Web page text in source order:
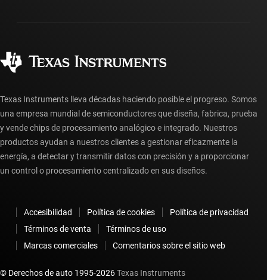
Preguntas frecuentes sobre la cuenta myTI
Preguntas frecuentes sobre pedidos
Texas Instruments lleva décadas haciendo posible el progreso. Somos
una empresa mundial de semiconductores que diseña, fabrica, prueba
y vende chips de procesamiento analógico e integrado. Nuestros
productos ayudan a nuestros clientes a gestionar eficazmente la
energía, a detectar y transmitir datos con precisión y a proporcionar
un control o procesamiento centralizado en sus diseños.
Accesibilidad Política de cookies
Política de privacidad
Términos de venta
Términos de uso
Marcas comerciales
Comentarios sobre el sitio web
© Derechos de auto 1995-2026Texas Instruments